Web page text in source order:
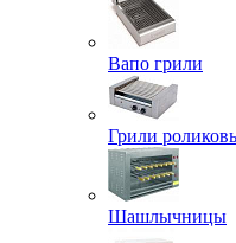
Вапо грили
Грили
Шашлычницы